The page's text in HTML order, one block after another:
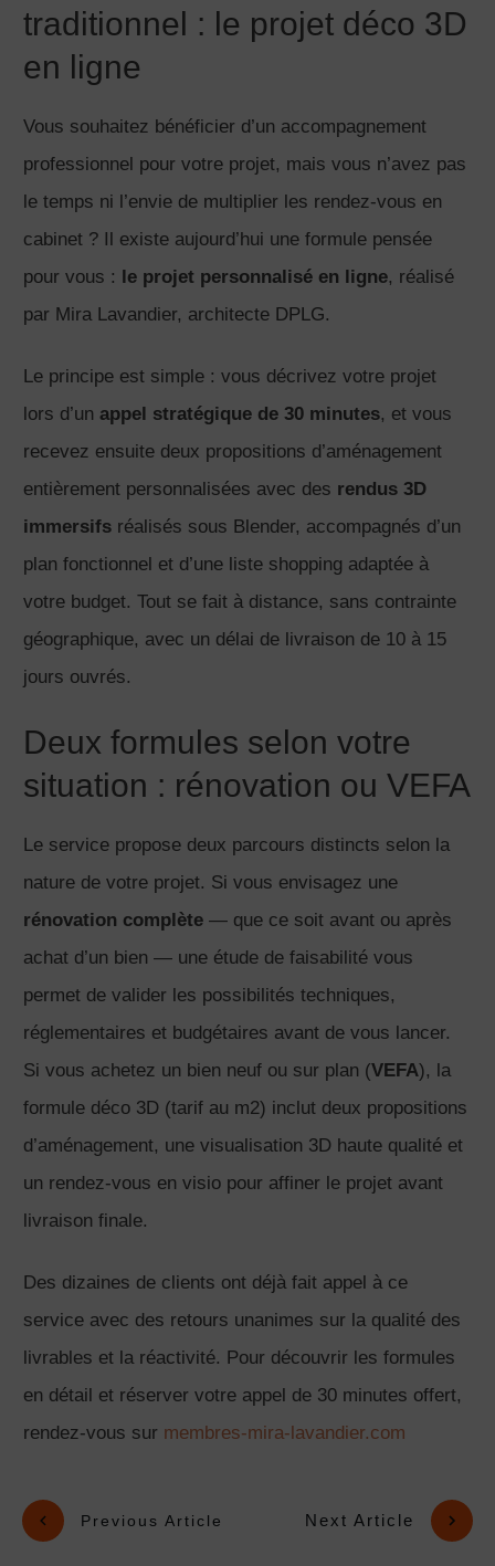
traditionnel : le projet déco 3D
en ligne
Vous souhaitez bénéficier d’un accompagnement
professionnel pour votre projet, mais vous n’avez pas
le temps ni l’envie de multiplier les rendez-vous en
cabinet ? Il existe aujourd’hui une formule pensée
pour vous : le projet personnalisé en ligne, réalisé
par Mira Lavandier, architecte DPLG.
Le principe est simple : vous décrivez votre projet
lors d’un appel stratégique de 30 minutes, et vous
recevez ensuite deux propositions d’aménagement
entièrement personnalisées avec des rendus 3D
immersifs réalisés sous Blender, accompagnés d’un
plan fonctionnel et d’une liste shopping adaptée à
votre budget. Tout se fait à distance, sans contrainte
géographique, avec un délai de livraison de 10 à 15
jours ouvrés.
Deux formules selon votre
situation : rénovation ou VEFA
Le service propose deux parcours distincts selon la
nature de votre projet. Si vous envisagez une
rénovation complète — que ce soit avant ou après
achat d’un bien — une étude de faisabilité vous
permet de valider les possibilités techniques,
réglementaires et budgétaires avant de vous lancer.
Si vous achetez un bien neuf ou sur plan (VEFA), la
formule déco 3D (tarif au m2) inclut deux propositions
d’aménagement, une visualisation 3D haute qualité et
un rendez-vous en visio pour affiner le projet avant
livraison finale.
Des dizaines de clients ont déjà fait appel à ce
service avec des retours unanimes sur la qualité des
livrables et la réactivité. Pour découvrir les formules
en détail et réserver votre appel de 30 minutes offert,
rendez-vous sur membres-mira-lavandier.com
Previous Article Next Article